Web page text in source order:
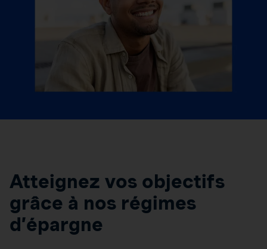
Atteignez vos objectifs
grâce à nos régimes
d’épargne